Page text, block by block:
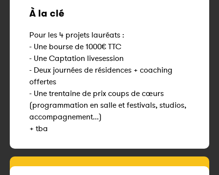
À la clé
Pour les 4 projets lauréats :
- Une bourse de 1000€ TTC
- Une Captation livesession
- Deux journées de résidences + coaching
offertes
- Une trentaine de prix coups de cœurs
(programmation en salle et festivals, studios,
accompagnement...)
+ tba